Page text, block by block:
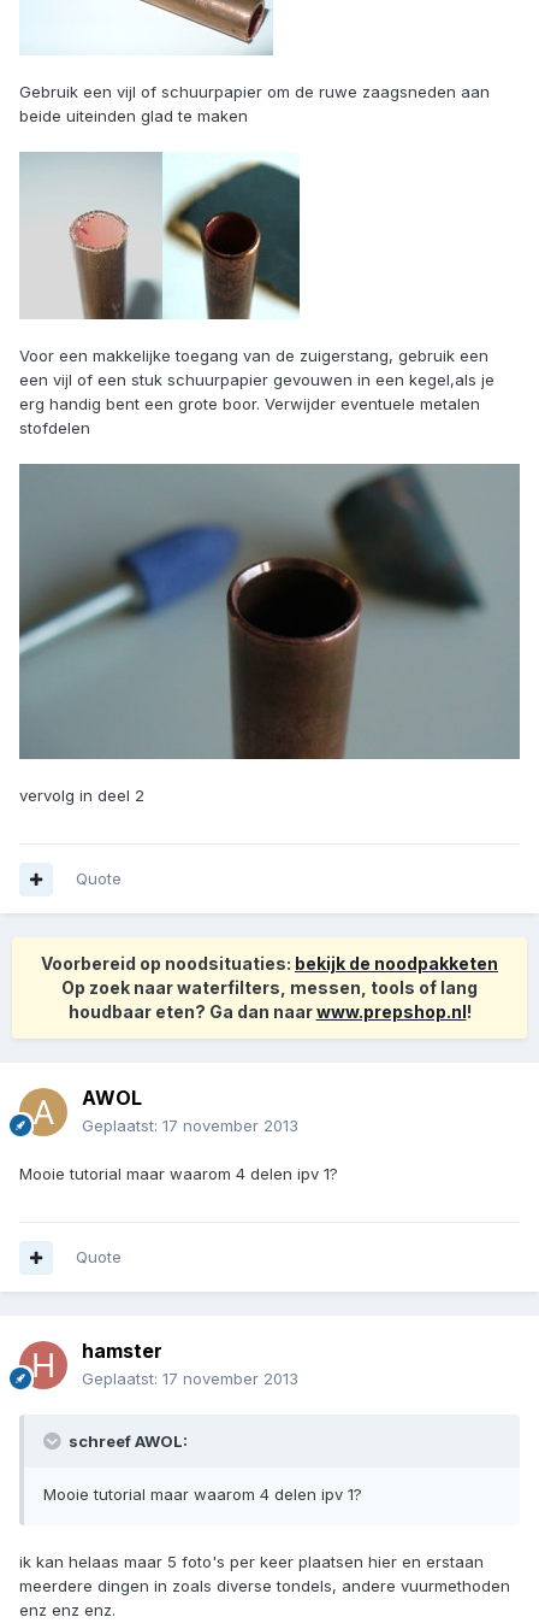
Gebruik een vijl of schuurpapier om de ruwe zaagsneden aan
beide uiteinden glad te maken
Voor een makkelijke toegang van de zuigerstang, gebruik een
een vijl of een stuk schuurpapier gevouwen in een kegel,als je
erg handig bent een grote boor. Verwijder eventuele metalen
stofdelen
vervolg in deel 2
Quote
Voorbereid op noodsituaties: bekijk de noodpakketen
Op zoek naar waterfilters, messen, tools of lang
houdbaar eten? Ga dan naarwww.prepshop.nl!
AWOL
Geplaatst: 17 november 2013
Mooie tutorial maar waarom 4 delen ipv 1?
Quote
hamster
Geplaatst: 17 november 2013
schreef AWOL:
Mooie tutorial maar waarom 4 delen ipv 1?
ik kan helaas maar 5 foto's per keer plaatsen hier en erstaan
meerdere dingen in zoals diverse tondels, andere vuurmethoden
enz enz enz.